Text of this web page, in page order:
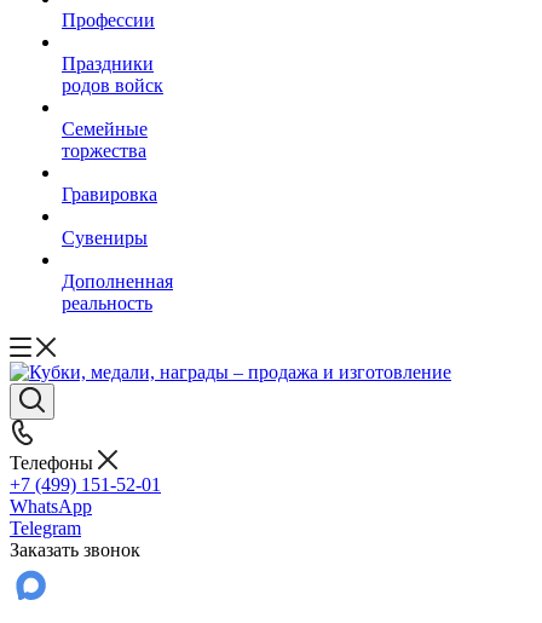
Профессии
Праздники
родов войск
Семейные
торжества
Гравировка
Сувениры
Дополненная
реальность
Телефоны
+7 (499) 151-52-01
WhatsApp
Telegram
Заказать звонок